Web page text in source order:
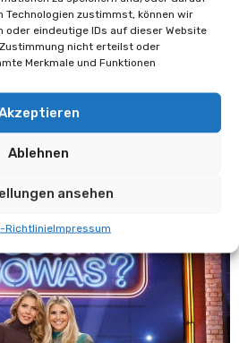
Technologien zustimmst, können wir
oder eindeutige IDs auf dieser Website
nicht erteilst oder
Merkmale und Funktionen
Ablehnen
ansehen
RichtlinieImpressum
das Achtelfinale des
eine echte
schon im Voraus für
FC Grand-Saconnex aus…